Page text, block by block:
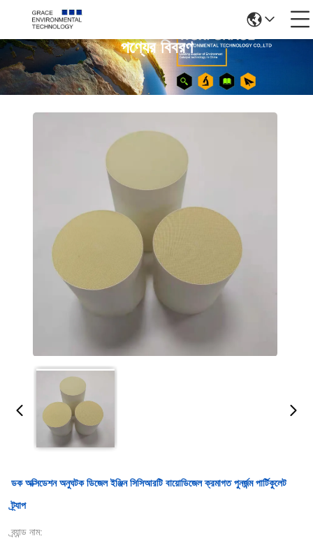
পণ্যের বিবরণ
ডক অক্সিডেশন অনুঘটক ডিজেল ইঞ্জিন সিসিআরটি বায়োডিজেল ক্রমাগত পুনর্জন্ম পার্টিকুলেট
ট্র্যাপ
ব্র্যান্ড নাম: